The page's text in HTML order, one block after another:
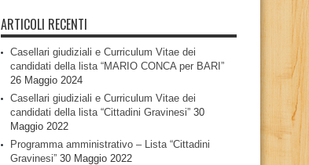
ARTICOLI RECENTI
Casellari giudiziali e Curriculum Vitae dei
candidati della lista “MARIO CONCA per BARI”
26 Maggio 2024
Casellari giudiziali e Curriculum Vitae dei
candidati della lista “Cittadini Gravinesi” 30
Maggio 2022
Programma amministrativo – Lista “Cittadini
Gravinesi” 30 Maggio 2022